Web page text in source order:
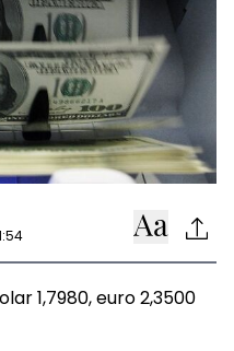
1,7980, euro 2,3500